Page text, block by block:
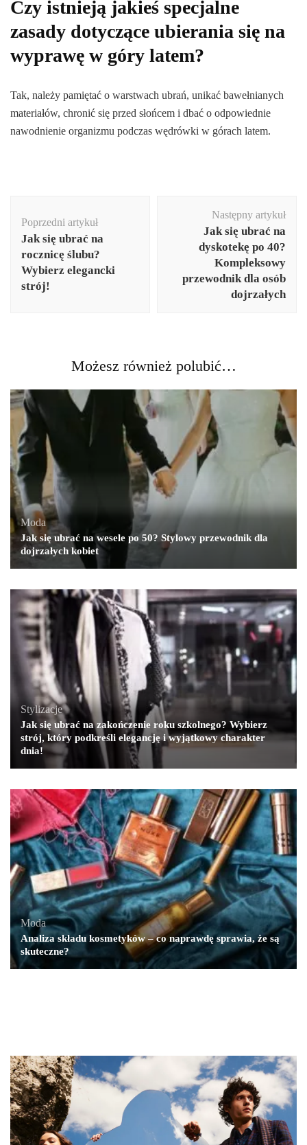
Czy istnieją jakieś specjalne
zasady dotyczące ubierania się na
wyprawę w góry latem?
Tak, należy pamiętać o warstwach ubrań, unikać bawełnianych
materiałów, chronić się przed słońcem i dbać o odpowiednie
nawodnienie organizmu podczas wędrówki w górach latem.
wpisu
Poprzedni artykuł
Jak się ubrać na
rocznicę ślubu?
Wybierz elegancki
strój!
Następny artykuł
Jak się ubrać na
dyskotekę po 40?
Kompleksowy
przewodnik dla osób
dojrzałych
Możesz również polubić…
Moda
Jak się ubrać na wesele po 50? Stylowy przewodnik dla
dojrzałych kobiet
Stylizacje
Jak się ubrać na zakończenie roku szkolnego? Wybierz
strój, który podkreśli elegancję i wyjątkowy charakter
dnia!
Moda
Analiza składu kosmetyków – co naprawdę sprawia, że są
skuteczne?